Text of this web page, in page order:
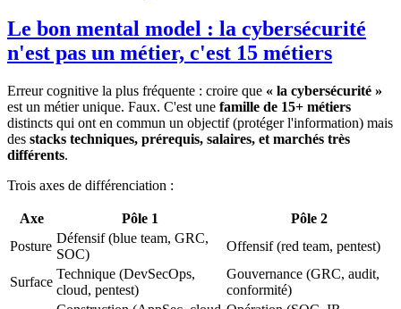
Le bon mental model : la cybersécurité
n'est pas un métier, c'est 15 métiers
Erreur cognitive la plus fréquente : croire que « la cybersécurité »
est un métier unique. Faux. C'est une famille de 15+ métiers
distincts qui ont en commun un objectif (protéger l'information) mais
des stacks techniques, prérequis, salaires, et marchés très
différents.
Trois axes de différenciation :
Axe Pôle 1
Pôle 2
Posture
Défensif (blue team, GRC,
SOC)
Offensif (red team, pentest)
Surface
Technique (DevSecOps,
cloud, pentest)
Gouvernance (GRC, audit,
conformité)